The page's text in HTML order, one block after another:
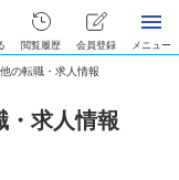
閲覧履歴 会員登録 メニュー
の転職・求人情報
・求人情報